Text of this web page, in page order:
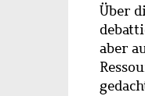
Über
aber